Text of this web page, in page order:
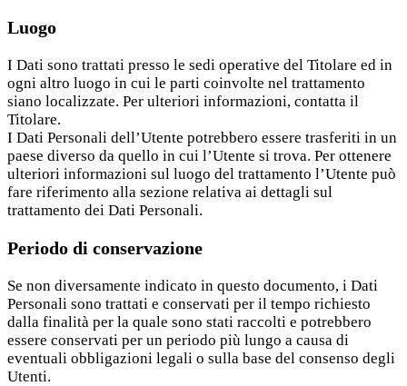
Luogo
I Dati sono trattati presso le sedi operative del Titolare ed in
ogni altro luogo in cui le parti coinvolte nel trattamento
siano localizzate. Per ulteriori informazioni, contatta il
Titolare.
I Dati Personali dell’Utente potrebbero essere trasferiti in un
paese diverso da quello in cui l’Utente si trova. Per ottenere
ulteriori informazioni sul luogo del trattamento l’Utente può
fare riferimento alla sezione relativa ai dettagli sul
trattamento dei Dati Personali.
Periodo di conservazione
Se non diversamente indicato in questo documento, i Dati
Personali sono trattati e conservati per il tempo richiesto
dalla finalità per la quale sono stati raccolti e potrebbero
essere conservati per un periodo più lungo a causa di
eventuali obbligazioni legali o sulla base del consenso degli
Utenti.